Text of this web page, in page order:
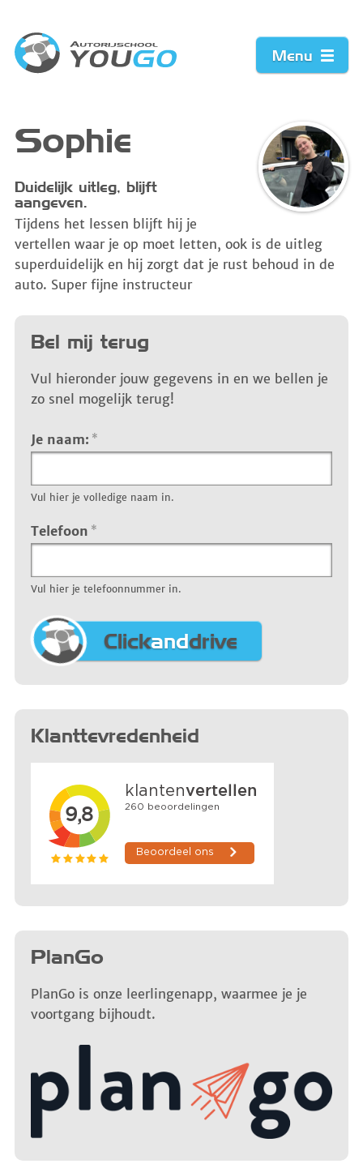
Menu
Werkwijze
Acties
Contact
Sophie
Duidelijk uitleg, blijft
aangeven.
Tijdens het lessen blijft hij je
vertellen waar je op moet letten, ook is de uitleg
superduidelijk en hij zorgt dat je rust behoud in de
auto. Super fijne instructeur
Bel mij terug
Vul hieronder jouw gegevens in en we bellen je
zo snel mogelijk terug!
Je naam: *
Vul hier je volledige naam in.
Telefoon *
Vul hier je telefoonnummer in.
Clickanddrive
Klanttevredenheid
PlanGo
PlanGo is onze leerlingenapp, waarmee je je
voortgang bijhoudt.